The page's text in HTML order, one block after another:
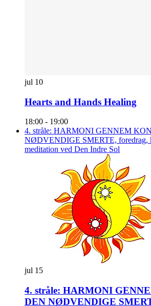
jul 10
Hearts and Hands Healing
18:00 - 19:00
4. stråle: HARMONI GENNEM
NØDVENDIGE SMERTE, foredrag,
meditation ved Den Indre Sol
jul 15
4. stråle: HARMONI
DEN NØDVENDIGE